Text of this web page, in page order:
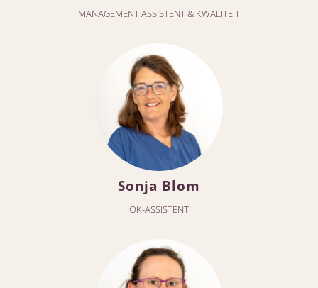
MANAGEMENT ASSISTENT & KWALITEIT
Sonja Blom
OK-ASSISTENT